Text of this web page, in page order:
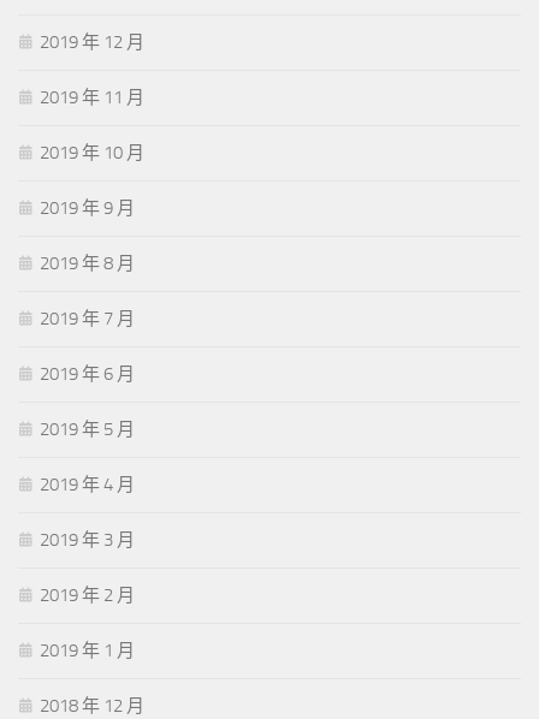
2019 年 12 月
2019 年 11 月
2019 年 10 月
2019 年 9 月
2019 年 8 月
2019 年 7 月
2019 年 6 月
2019 年 5 月
2019 年 4 月
2019 年 3 月
2019 年 2 月
2019 年 1 月
2018 年 12 月